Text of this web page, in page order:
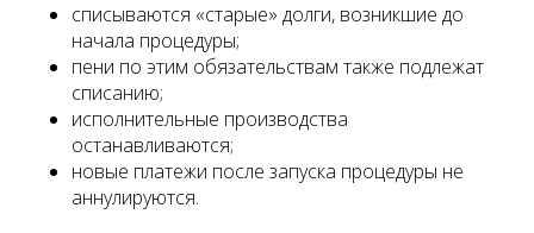
списываются «старые» долги, возникшие до
начала процедуры;
пени по этим обязательствам также подлежат
списанию;
исполнительные производства
останавливаются;
новые платежи после запуска процедуры не
аннулируются.